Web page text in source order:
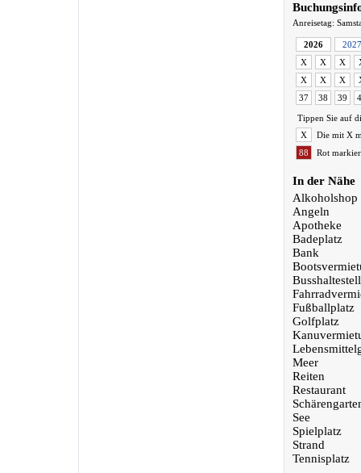
Anreisetag:
2026
2027
X
X X
X
X X
37
38 39
Tippen Sie auf
X
Die mit X
88
Rot
In der Nähe
Alkoholshop
Angeln
Apotheke
Badeplatz
Bank
Fußballplatz
Golfplatz
Meer
Reiten
Restaurant
See
Spielplatz
Strand
Tennisplatz